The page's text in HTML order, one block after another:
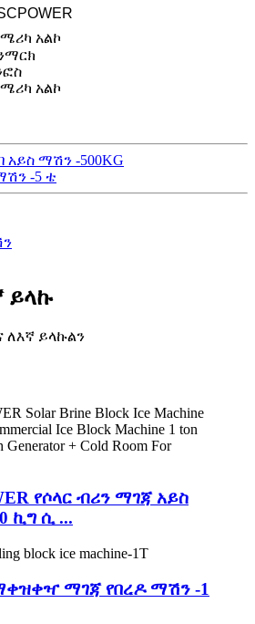
አልኮ
አልኮ
አይስ ማሽን -500KG
-5 ቴ
ይላኩ
ለእኛ ይላኩልን
የሶላር ብሪን ማገጃ አይስ
ኪግ ሲ ...
ማገጃ የበረዶ ማሽን -1